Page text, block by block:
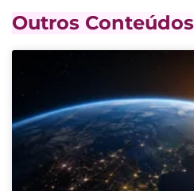
Outros Conteúdos